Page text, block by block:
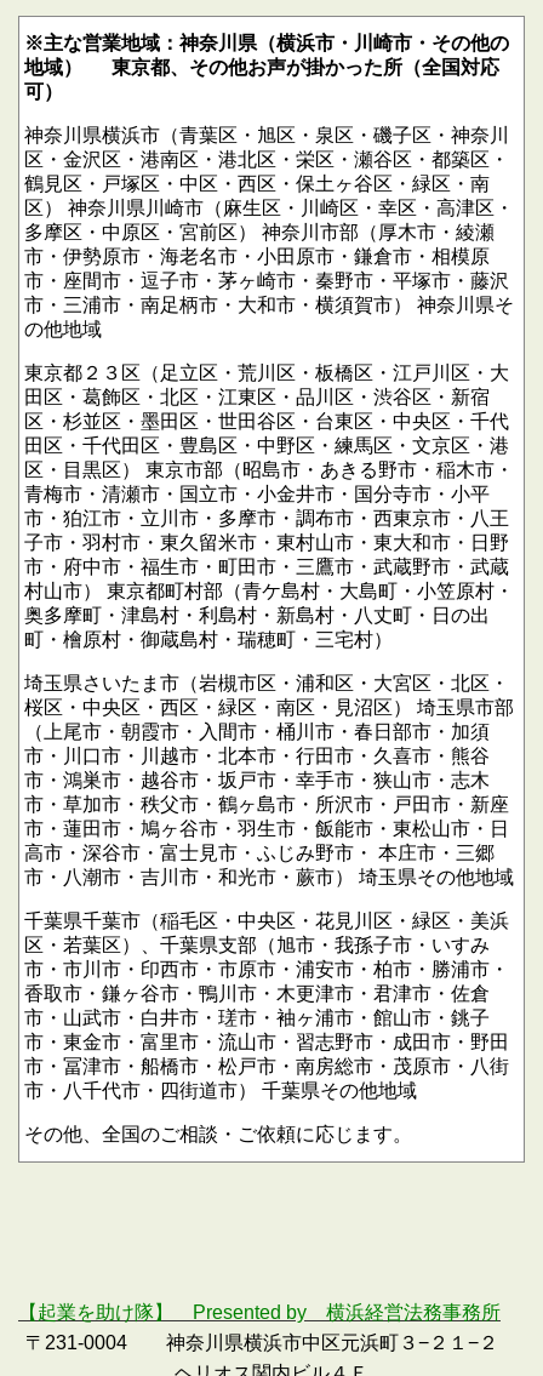
※主な営業地域：神奈川県（横浜市・川崎市・その他の
地域）
東京都、その他お声が掛かった所（全国対応
可）
神奈川県横浜市（青葉区・旭区・泉区・磯子区・神奈川
区・金沢区・港南区・港北区・栄区・瀬谷区・都築区・
鶴見区・戸塚区・中区・西区・保土ヶ谷区・緑区・南
区）
神奈川県川崎市（麻生区・川崎区・幸区・高津区・
多摩区・中原区・宮前区）
神奈川市部（厚木市・綾瀬
市・伊勢原市・海老名市・小田原市・鎌倉市・相模原
市・座間市・逗子市・茅ヶ崎市・秦野市・平塚市・藤沢
市・三浦市・南足柄市・大和市・横須賀市）
神奈川県そ
の他地域
東京都２３区（足立区・荒川区・板橋区・江戸川区・大
田区・葛飾区・北区・江東区・品川区・渋谷区・新宿
区・杉並区・墨田区・世田谷区・台東区・中央区・千代
田区・千代田区・豊島区・中野区・練馬区・文京区・港
区・目黒区）
東京市部（昭島市・あきる野市・稲木市・
青梅市・清瀬市・国立市・小金井市・国分寺市・小平
市・狛江市・立川市・多摩市・調布市・西東京市・八王
子市・羽村市・東久留米市・東村山市・東大和市・日野
市・府中市・福生市・町田市・三鷹市・武蔵野市・武蔵
村山市）
東京都町村部（青ケ島村・大島町・小笠原村・
奥多摩町・津島村・利島村・新島村・八丈町・日の出
町・檜原村・御蔵島村・瑞穂町・三宅村）
埼玉県さいたま市（岩槻市区・浦和区・大宮区・北区・
桜区・中央区・西区・緑区・南区・見沼区）
埼玉県市部
（上尾市・朝霞市・入間市・桶川市・春日部市・加須
市・川口市・川越市・北本市・行田市・久喜市・熊谷
市・鴻巣市・越谷市・坂戸市・幸手市・狭山市・志木
市・草加市・秩父市・鶴ヶ島市・所沢市・戸田市・新座
市・蓮田市・鳩ヶ谷市・羽生市・飯能市・東松山市・日
高市・深谷市・富士見市・ふじみ野市・ 本庄市・三郷
市・八潮市・吉川市・和光市・蕨市）
埼玉県その他地域
千葉県千葉市（稲毛区・中央区・花見川区・緑区・美浜
区・若葉区）、千葉県支部（旭市・我孫子市・いすみ
市・市川市・印西市・市原市・浦安市・柏市・勝浦市・
香取市・鎌ヶ谷市・鴨川市・木更津市・君津市・佐倉
市・山武市・白井市・瑳市・袖ヶ浦市・館山市・銚子
市・東金市・富里市・流山市・習志野市・成田市・野田
市・冨津市・船橋市・松戸市・南房総市・茂原市・八街
市・八千代市・四街道市）
千葉県その他地域
その他、全国のご相談・ご依頼に応じます。
【起業を助け隊】 Presented by 横浜経営法務事務所
〒231-0004 神奈川県横浜市中区元浜町３−２１−２